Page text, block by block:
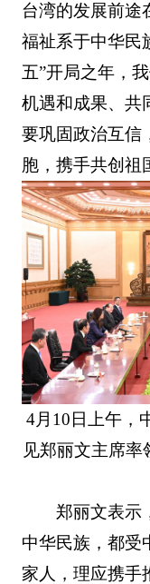
台湾的发展前途
福祉系于中华民
五”开局之年，
机遇和成果、共
要巩固政治互信
胞，携手共创祖
4月10日上午，
见郑丽文主席
郑丽文表示
中华民族，都受
家人，理应携手